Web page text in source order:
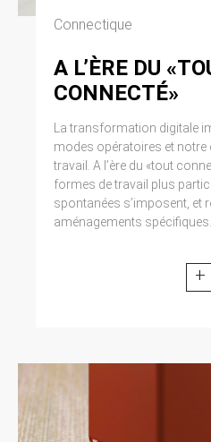
Connectique
A L’ÈRE DU
CONNECTÉ»
La transformation digitale
modes opératoires et notre
travail. A l’ère du «tout
formes de travail plus
spontanées s’imposent, et
aménagements spécifiques.
+